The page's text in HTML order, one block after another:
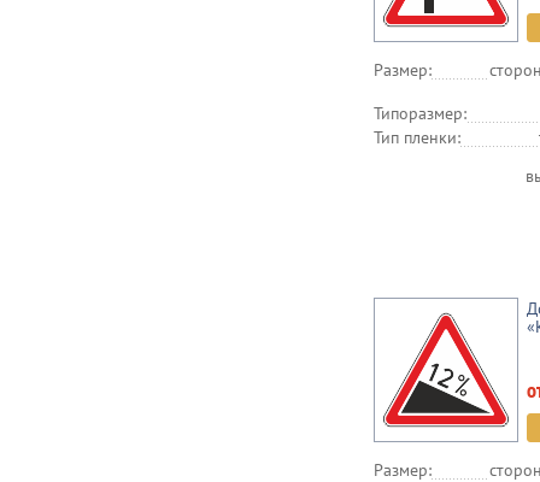
Размер:
Типоразмер:
Тип пленки:
Размер: